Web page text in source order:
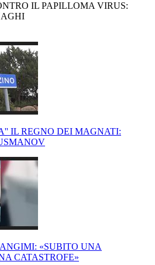
IL PAPILLOMA VIRUS:
IL REGNO DEI MAGNATI:
«SUBITO UNA
CATASTROFE»